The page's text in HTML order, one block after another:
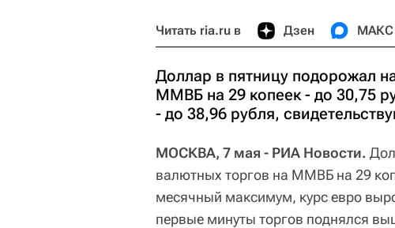
Читать ria.ru в Дзен МАКС
Доллар в пятницу подорожал
ММВБ на 29 копеек - до 30,75
- до 38,96 рубля,
МОСКВА, 7 мая - РИА Новости.
валютных торгов на ММВБ на 29
месячный максимум, курс евро
первые минуты торгов поднялся